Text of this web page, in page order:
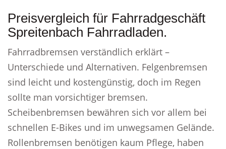
Preisvergleich für Fahrradgeschäft
Spreitenbach Fahrradladen.
Fahrradbremsen verständlich erklärt –
Unterschiede und Alternativen. Felgenbremsen
sind leicht und kostengünstig, doch im Regen
sollte man vorsichtiger bremsen.
Scheibenbremsen bewähren sich vor allem bei
schnellen E-Bikes und im unwegsamen Gelände.
Rollenbremsen benötigen kaum Pflege, haben